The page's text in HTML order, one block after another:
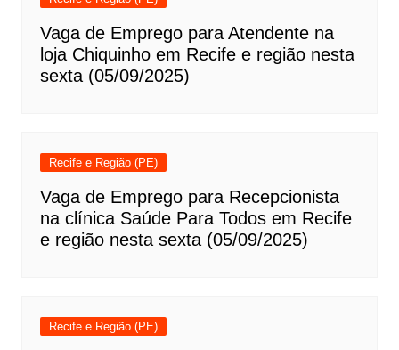
Vaga de Emprego para Atendente na
loja Chiquinho em Recife e região nesta
sexta (05/09/2025)
Recife e Região (PE)
Vaga de Emprego para Recepcionista
na clínica Saúde Para Todos em Recife
e região nesta sexta (05/09/2025)
Recife e Região (PE)